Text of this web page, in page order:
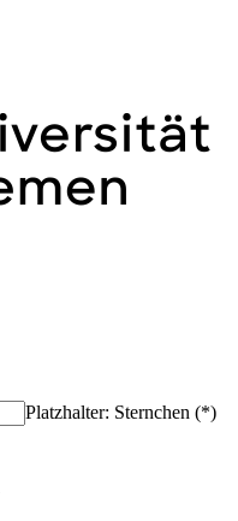
Platzhalter: Sternchen (*)